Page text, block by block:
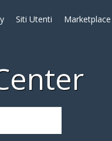
Siti Utenti Marketplace